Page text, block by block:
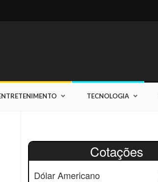
TECNOLOGIA
Cotações
Dólar Americano